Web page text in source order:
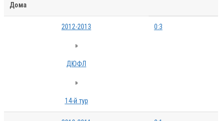
Дома
2012-2013
»
ДЮФЛ
»
14-й тур
0:3